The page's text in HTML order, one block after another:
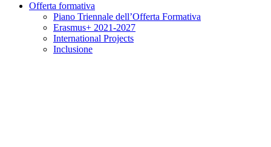
Offerta formativa
Piano Triennale dell’Offerta Formativa
Erasmus+ 2021-2027
International Projects
Inclusione